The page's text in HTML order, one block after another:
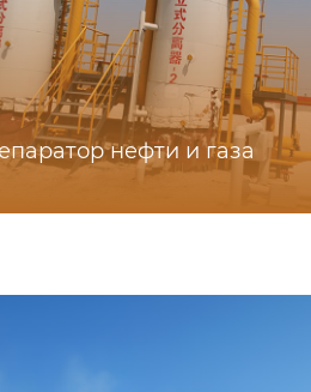
нефти и газа